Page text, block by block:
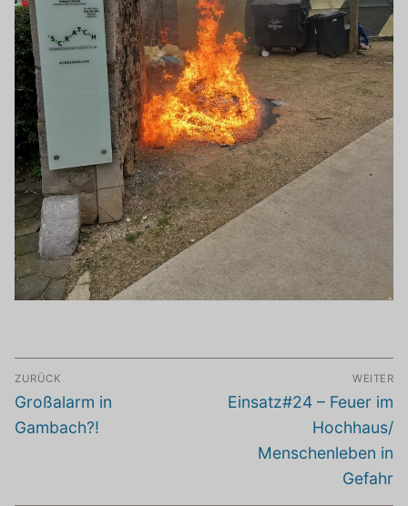
Beitragsnavigation
ZURÜCK
Vorheriger
Beitrag:
Großalarm in
Gambach?!
WEITER
Nächster
Einsatz#24 – Feuer im
Hochhaus/
Menschenleben in
Gefahr